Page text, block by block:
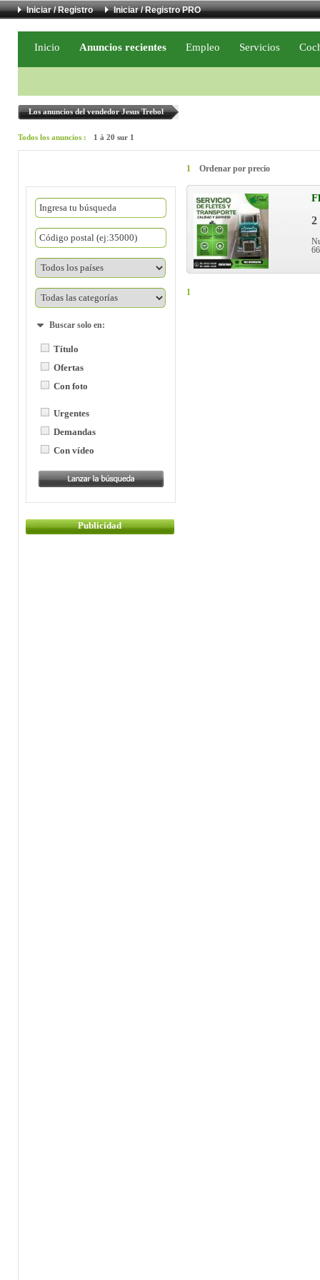
Iniciar / Registro Iniciar / Registro PRO
Inicio Anuncios recientes Empleo Servicios
Los anuncios del vendedor Jesus Trebol
Todos los anuncios : 1 à 20 sur 1
1 Ordenar por precio
2
1
Buscar solo en:
Título
Ofertas
Con foto
Urgentes
Demandas
Con vídeo
Publicidad